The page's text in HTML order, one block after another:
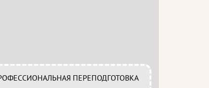
ПЕРЕПОДГОТОВКА